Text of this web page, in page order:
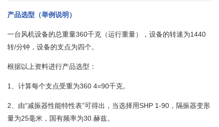
产品选型（举例说明）
一台风机设备的总重量360千克（运行重量），设备的转速为1440
转/分钟，设备的支点为四个。
根据以上资料进行产品选型：
1、计算每个支点受重为360 4=90千克。
2、由“减振器性能特性表”可得出，当选择用SHP 1-90，隔振器变形
量为25毫米，国有频率为30.赫兹。